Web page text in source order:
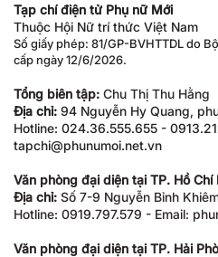
Tạp chí điện tử Phụ nữ Mới
Thuộc Hội Nữ trí thức Việt Nam
Số giấy phép: 81/GP-BVHTTDL do
cấp ngày 12/6/2026.
Tổng biên tập: Chu Thị Thu Hằng
Địa chỉ: 94 Nguyễn Hy Quang,
Hotline: 024.36.555.655 -
tapchi@phunumoi.net.vn
Văn phòng đại diện tại TP. Hồ Chí
Địa chỉ: Số 7-9 Nguyễn Bỉnh
Hotline: 0919.797.579 - Email:
Văn phòng đại diện tại TP. Hải